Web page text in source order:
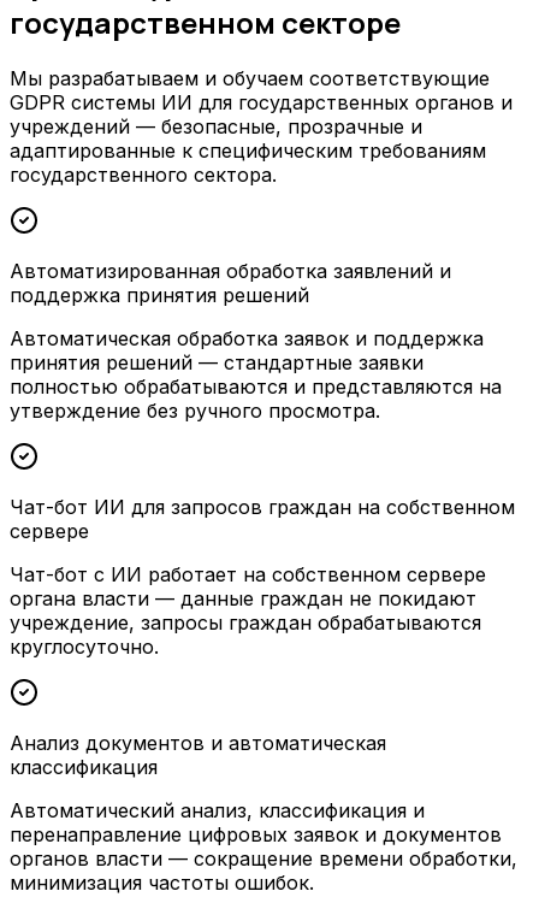
государственном секторе
Мы разрабатываем и обучаем соответствующие
GDPR системы ИИ для государственных органов и
учреждений — безопасные, прозрачные и
адаптированные к специфическим требованиям
государственного сектора.
Автоматизированная обработка заявлений и
поддержка принятия решений
Автоматическая обработка заявок и поддержка
принятия решений — стандартные заявки
полностью обрабатываются и представляются на
утверждение без ручного просмотра.
Чат-бот ИИ для запросов граждан на собственном
сервере
Чат-бот с ИИ работает на собственном сервере
органа власти — данные граждан не покидают
учреждение, запросы граждан обрабатываются
круглосуточно.
Анализ документов и автоматическая
классификация
Автоматический анализ, классификация и
перенаправление цифровых заявок и документов
органов власти — сокращение времени обработки,
минимизация частоты ошибок.